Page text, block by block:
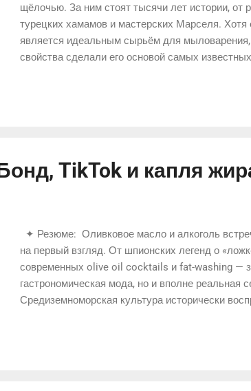
щёлочью. За ним стоят тысячи лет истории, от
турецких хамамов и мастерских Марселя.
является идеальным сырьём для мыловарения,
свойства сделали его основой самых
TikTok и капля
✦ Резюме: Оливковое масло и алкоголь
на первый взгляд. От шпионских легенд о
современных olive oil cocktails и fat-washing —
гастрономическая мода, но и вполне реальная
Средиземноморская культура исторически